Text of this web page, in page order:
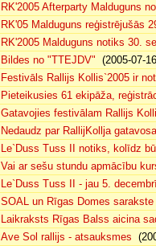
RK'2005 Afterparty Malduguns
RK'05 Malduguns reģistrējušās
RK'2005 Malduguns notiks 30.
Bildes no "TTEJDV" (2005-07-
Festivāls Rallijs Kollis`2005 ir
Pieteikusies 61 ekipāža,
Gatavojies festivālam Rallijs
Nedaudz par RallijKollja
Le`Duss Tuss II notiks, kolīdz
Vai ar sešu stundu apmācību
Le`Duss Tuss II - jau 5.
SOAL un Rīgas Domes
Laikraksts Rīgas Balss aicina
Ave Sol rallijs - atsauksmes